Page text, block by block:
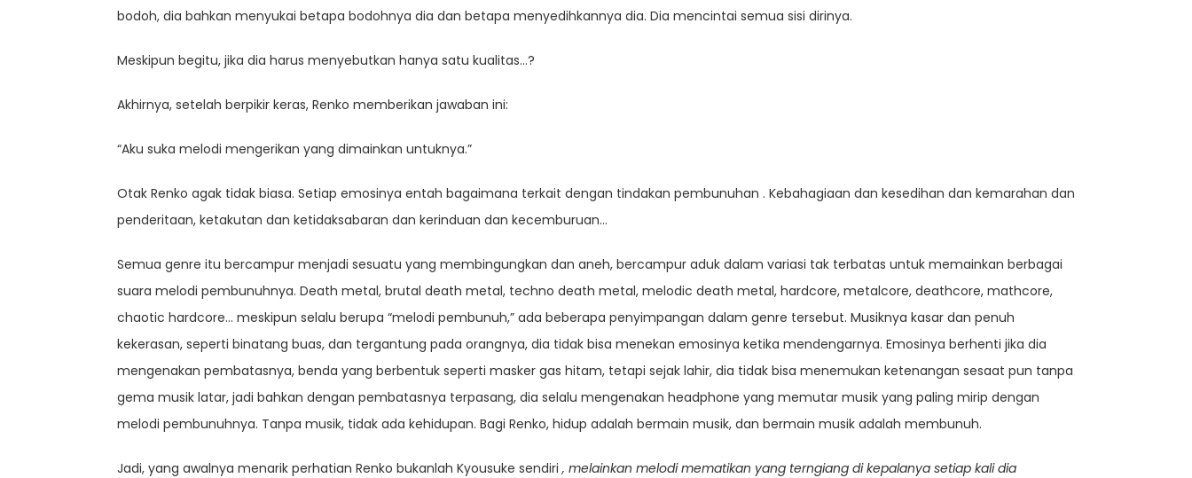
bodoh, dia bahkan menyukai betapa bodohnya dia dan betapa menyedihkannya dia. Dia mencintai semua sisi dirinya.
Meskipun begitu, jika dia harus menyebutkan hanya satu kualitas…?
Akhirnya, setelah berpikir keras, Renko memberikan jawaban ini:
“Aku suka melodi mengerikan yang dimainkan untuknya.”
Otak Renko agak tidak biasa. Setiap emosinya entah bagaimana terkait dengan tindakan pembunuhan . Kebahagiaan dan kesedihan dan kemarahan dan
penderitaan, ketakutan dan ketidaksabaran dan kerinduan dan kecemburuan…
Semua genre itu bercampur menjadi sesuatu yang membingungkan dan aneh, bercampur aduk dalam variasi tak terbatas untuk memainkan berbagai
suara melodi pembunuhnya. Death metal, brutal death metal, techno death metal, melodic death metal, hardcore, metalcore, deathcore, mathcore,
chaotic hardcore… meskipun selalu berupa “melodi pembunuh,” ada beberapa penyimpangan dalam genre tersebut. Musiknya kasar dan penuh
kekerasan, seperti binatang buas, dan tergantung pada orangnya, dia tidak bisa menekan emosinya ketika mendengarnya. Emosinya berhenti jika dia
mengenakan pembatasnya, benda yang berbentuk seperti masker gas hitam, tetapi sejak lahir, dia tidak bisa menemukan ketenangan sesaat pun tanpa
gema musik latar, jadi bahkan dengan pembatasnya terpasang, dia selalu mengenakan headphone yang memutar musik yang paling mirip dengan
melodi pembunuhnya. Tanpa musik, tidak ada kehidupan. Bagi Renko, hidup adalah bermain musik, dan bermain musik adalah membunuh.
Jadi, yang awalnya menarik perhatian Renko bukanlah Kyousuke sendiri , melainkan melodi mematikan yang terngiang di kepalanya setiap kali dia